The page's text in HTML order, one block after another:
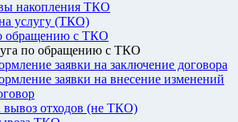
накопления ТКО
услугу (ТКО)
обращению с ТКО
по обращению с ТКО
заявки на заключение договора
заявки на внесение изменений
вывоз отходов (не ТКО)